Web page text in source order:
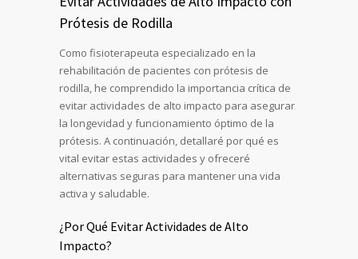
Prótesis de Rodilla
Como fisioterapeuta especializado en la
rehabilitación de pacientes con prótesis de
rodilla, he comprendido la importancia crítica de
evitar actividades de alto impacto para asegurar
la longevidad y funcionamiento óptimo de la
prótesis. A continuación, detallaré por qué es
vital evitar estas actividades y ofreceré
alternativas seguras para mantener una vida
activa y saludable.
¿Por Qué Evitar Actividades de Alto
Impacto?